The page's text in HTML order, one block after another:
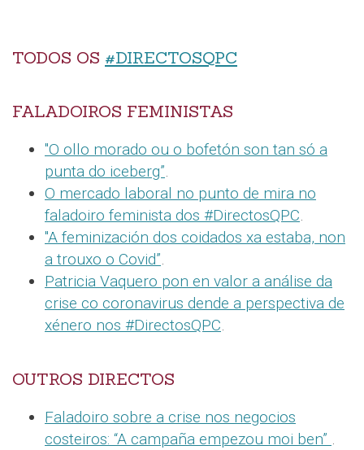
TODOS OS #DIRECTOSQPC
FALADOIROS FEMINISTAS
"O ollo morado ou o bofetón son tan só a
punta do iceberg”.
O mercado laboral no punto de mira no
faladoiro feminista dos #DirectosQPC.
"A feminización dos coidados xa estaba, non
a trouxo o Covid”.
Patricia Vaquero pon en valor a análise da
crise co coronavirus dende a perspectiva de
xénero nos #DirectosQPC.
OUTROS DIRECTOS
Faladoiro sobre a crise nos negocios
costeiros: “A campaña empezou moi ben” .